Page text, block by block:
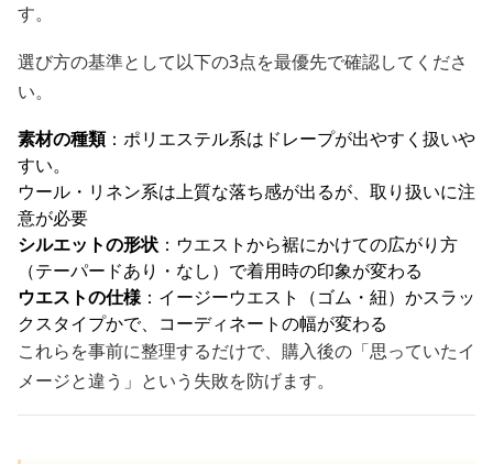
す。
選び方の基準として以下の3点を最優先で確認してくださ
い。
素材の種類：ポリエステル系はドレープが出やすく扱いや
すい。
ウール・リネン系は上質な落ち感が出るが、取り扱いに注
意が必要
シルエットの形状 ：ウエストから裾にかけての広がり方
（テーパードあり・なし）で着用時の印象が変わる
ウエストの仕様：イージーウエスト（ゴム・紐）かスラッ
クスタイプかで、コーディネートの幅が変わる
これらを事前に整理するだけで、購入後の「思っていたイ
メージと違う」という失敗を防げます。